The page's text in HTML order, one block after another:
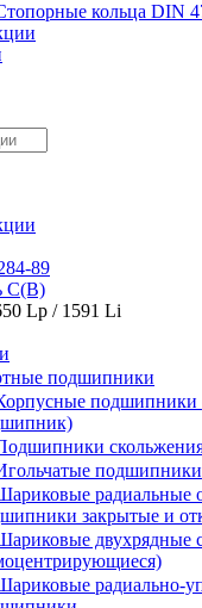
кольца DIN
89
С(В)
Lp / 1591 Li
подшипники
подшипники
подшипники
радиальные
закрытые и
двухрядные
радиально-